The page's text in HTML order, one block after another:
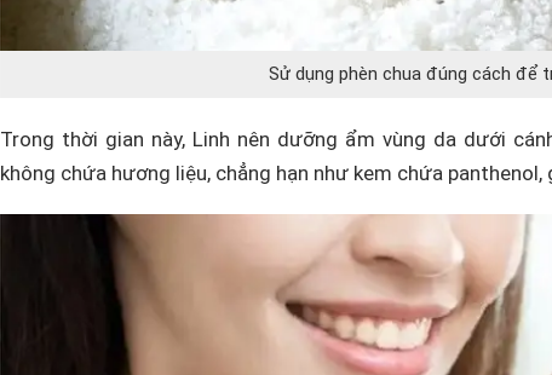
Sử dụng phèn chua đúng cách để
Trong thời gian này, Linh nên dưỡng ẩm vùng da dưới
không chứa hương liệu, chẳng hạn như kem chứa